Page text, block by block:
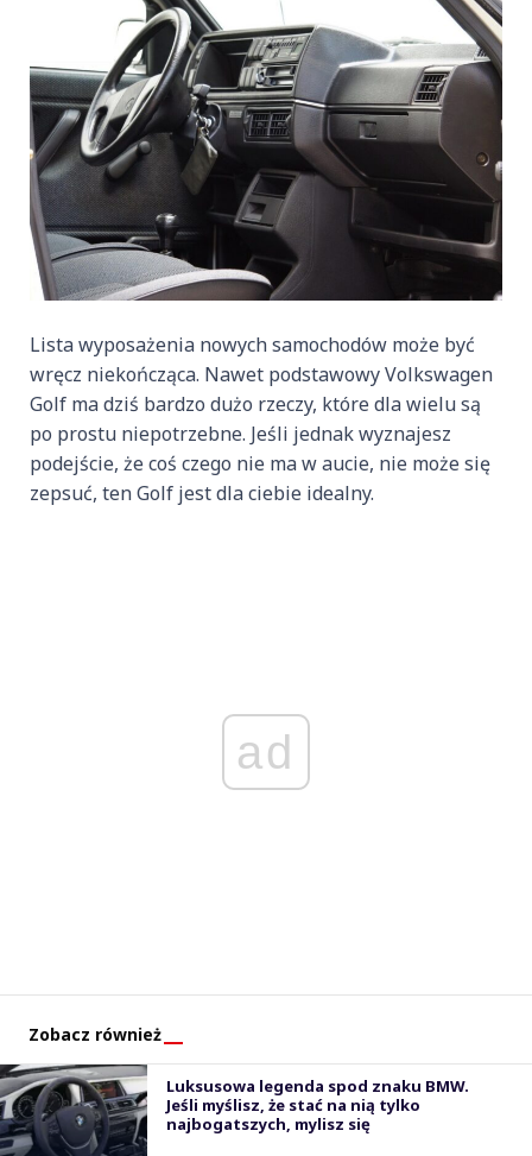
Lista wyposażenia nowych samochodów może być
wręcz niekończąca. Nawet podstawowy Volkswagen
Golf ma dziś bardzo dużo rzeczy, które dla wielu są
po prostu niepotrzebne. Jeśli jednak wyznajesz
podejście, że coś czego nie ma w aucie, nie może się
zepsuć, ten Golf jest dla ciebie idealny.
ad
Zobacz również
Luksusowa legenda spod znaku BMW.
Jeśli myślisz, że stać na nią tylko
najbogatszych, mylisz się